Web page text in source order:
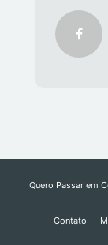
Quero Passar em
Contato